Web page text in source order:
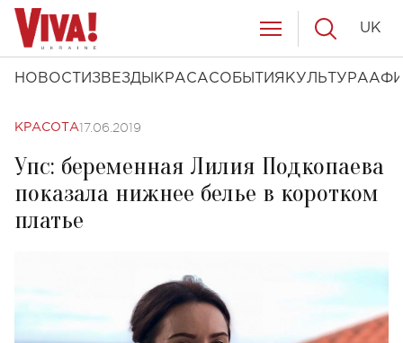
НОВОСТИ ЗВЕЗДЫ КРАСАСОБЫТИЯ КУЛЬТУРА
UK
КРАСОТА17.06.2019
Упс: беременная Лилия Подкопаева
показала нижнее белье в коротком
платье